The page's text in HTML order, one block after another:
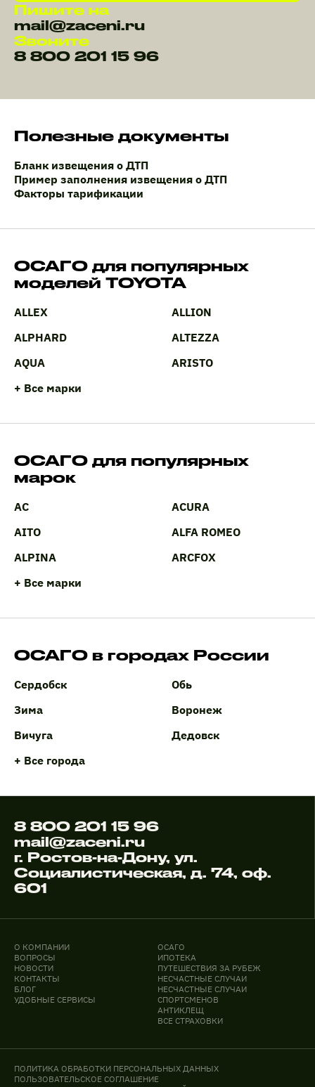
Пишите на
mail@zaceni.ru
Звоните
8 800 201 15 96
Полезные документы
Бланк извещения о ДТП
Пример заполнения извещения о ДТП
Факторы тарификации
ОСАГО для популярных
моделей TOYOTA
ALLEX
ALLION
ALPHARD
ALTEZZA
AQUA
ARISTO
+ Все марки
ОСАГО для популярных
марок
AC
ACURA
AITO
ALFA ROMEO
ALPINA
ARCFOX
+ Все марки
ОСАГО в городах России
Сердобск
Обь
Зима
Воронеж
Вичуга
Дедовск
+ Все города
8 800 201 15 96
mail@zaceni.ru
г. Ростов-на-Дону, ул.
Социалистическая, д. 74, оф.
601
О КОМПАНИИ
ВОПРОСЫ
НОВОСТИ
КОНТАКТЫ
БЛОГ
УДОБНЫЕ СЕРВИСЫ
ОСАГО
ИПОТЕКА
ПУТЕШЕСТВИЯ ЗА РУБЕЖ
НЕСЧАСТНЫЕ СЛУЧАИ
НЕСЧАСТНЫЕ СЛУЧАИ
СПОРТСМЕНОВ
АНТИКЛЕЩ
ВСЕ СТРАХОВКИ
ПОЛИТИКА ОБРАБОТКИ ПЕРСОНАЛЬНЫХ ДАННЫХ
ПОЛЬЗОВАТЕЛЬСКОЕ СОГЛАШЕНИЕ